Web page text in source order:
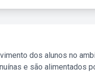
dos alunos no
e são alimentados